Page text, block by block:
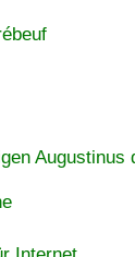
Augustinus